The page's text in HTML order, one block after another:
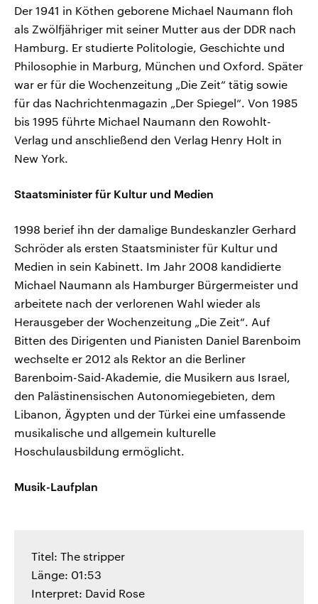
Der 1941 in Köthen geborene Michael Naumann floh
als Zwölfjähriger mit seiner Mutter aus der DDR nach
Hamburg. Er studierte Politologie, Geschichte und
Philosophie in Marburg, München und Oxford. Später
war er für die Wochenzeitung „Die Zeit“ tätig sowie
für das Nachrichtenmagazin „Der Spiegel“. Von 1985
bis 1995 führte Michael Naumann den Rowohlt-
Verlag und anschließend den Verlag Henry Holt in
New York.
Staatsminister für Kultur und Medien
1998 berief ihn der damalige Bundeskanzler Gerhard
Schröder als ersten Staatsminister für Kultur und
Medien in sein Kabinett. Im Jahr 2008 kandidierte
Michael Naumann als Hamburger Bürgermeister und
arbeitete nach der verlorenen Wahl wieder als
Herausgeber der Wochenzeitung „Die Zeit“. Auf
Bitten des Dirigenten und Pianisten Daniel Barenboim
wechselte er 2012 als Rektor an die Berliner
Barenboim-Said-Akademie, die Musikern aus Israel,
den Palästinensischen Autonomiegebieten, dem
Libanon, Ägypten und der Türkei eine umfassende
musikalische und allgemein kulturelle
Hoschulausbildung ermöglicht.
Musik-Laufplan
Titel: The stripper
Länge: 01:53
Interpret: David Rose